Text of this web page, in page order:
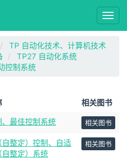
TP 自动化技术、计算机技术
TP27 自动化系统
控制系统
相关图书
最佳控制系统 相关图书
自整定）控制、自适
自整定）系统
相关图书